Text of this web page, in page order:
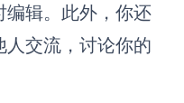
辑。此外， 你还
人交流，讨论你的